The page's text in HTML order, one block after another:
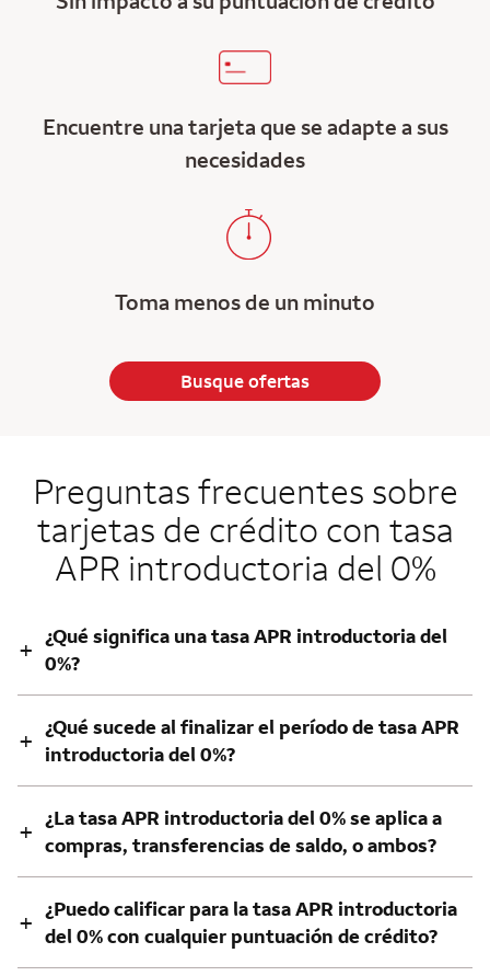
Encuentre una tarjeta que se adapte a sus
necesidades
Toma menos de un minuto
Busque ofertas
Preguntas frecuentes sobre
tarjetas de crédito con tasa
APR introductoria del 0%
+ ¿Qué significa una tasa APR introductoria del
0%?
+ ¿Qué sucede al finalizar el período de tasa APR
introductoria del 0%?
+ ¿La tasa APR introductoria del 0% se aplica a
compras, transferencias de saldo, o ambos?
+ ¿Puedo calificar para la tasa APR introductoria
del 0% con cualquier puntuación de crédito?